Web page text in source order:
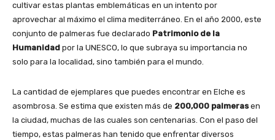
cultivar estas plantas emblemáticas en un intento por
aprovechar al máximo el clima mediterráneo. En el año 2000, este
conjunto de palmeras fue declarado Patrimonio de la
Humanidad por la UNESCO, lo que subraya su importancia no
solo para la localidad, sino también para el mundo.
La cantidad de ejemplares que puedes encontrar en Elche es
asombrosa. Se estima que existen más de 200,000 palmerasen
la ciudad, muchas de las cuales son centenarias. Con el paso del
tiempo, estas palmeras han tenido que enfrentar diversos